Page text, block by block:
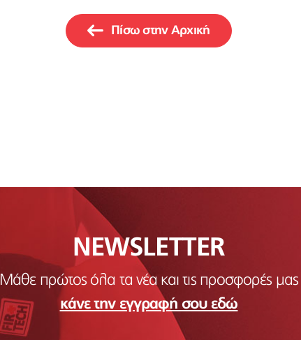
Πίσω στην Αρχική
NEWSLETTER
Μάθε πρώτος όλα τα νέα και τις προσφορές μας
κάνε την εγγραφή σου εδώ